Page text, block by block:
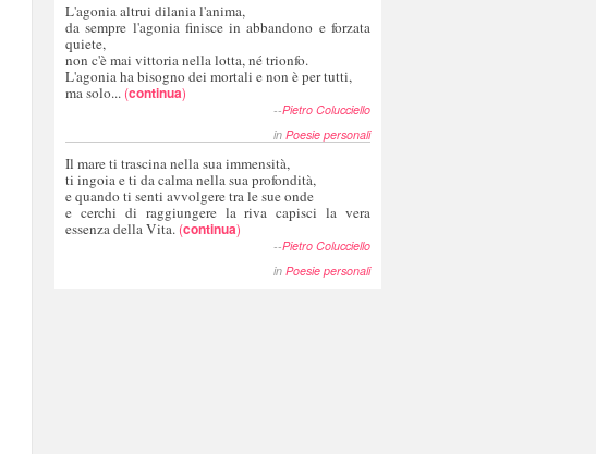
L'agonia altrui dilania l'anima,
da sempre l'agonia finisce in abbandono e forzata
quiete,
non c'è mai vittoria nella lotta, né trionfo.
L'agonia ha bisogno dei mortali e non è per tutti,
ma solo... (continua)
--Pietro Colucciello
in Poesie personali
Il mare ti trascina nella sua immensità,
ti ingoia e ti da calma nella sua profondità,
e quando ti senti avvolgere tra le sue onde
e cerchi di raggiungere la riva capisci la vera
essenza della Vita. (continua)
--Pietro Colucciello
in Poesie personali